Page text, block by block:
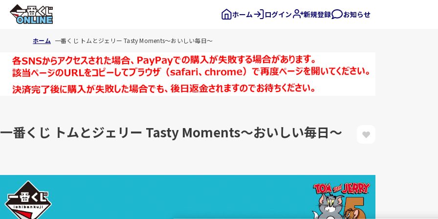
ホーム ログイン 新規登録 お知らせ
ホーム 一番くじ トムとジェリー Tasty Moments～おいしい毎日～
一番くじ トムとジェリー Tasty Moments～おいしい毎日～